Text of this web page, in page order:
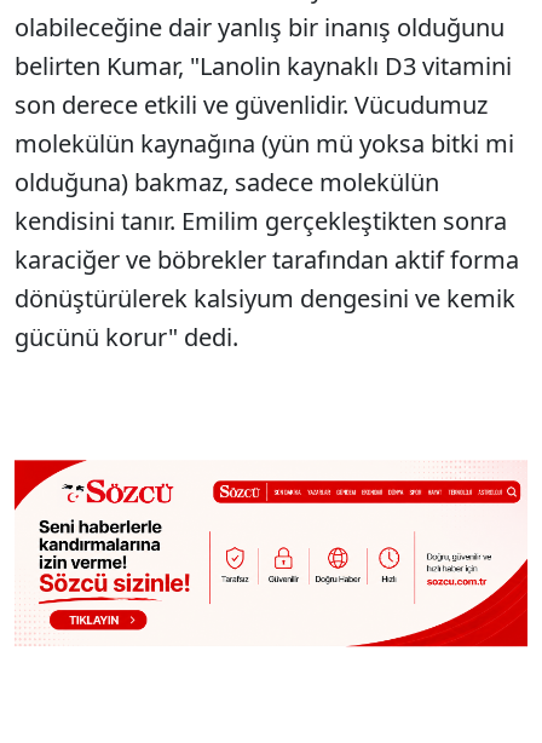
olabileceğine dair yanlış bir inanış olduğunu
belirten Kumar, "Lanolin kaynaklı D3 vitamini
son derece etkili ve güvenlidir. Vücudumuz
molekülün kaynağına (yün mü yoksa bitki mi
olduğuna) bakmaz, sadece molekülün
kendisini tanır. Emilim gerçekleştikten sonra
karaciğer ve böbrekler tarafından aktif forma
dönüştürülerek kalsiyum dengesini ve kemik
gücünü korur" dedi.